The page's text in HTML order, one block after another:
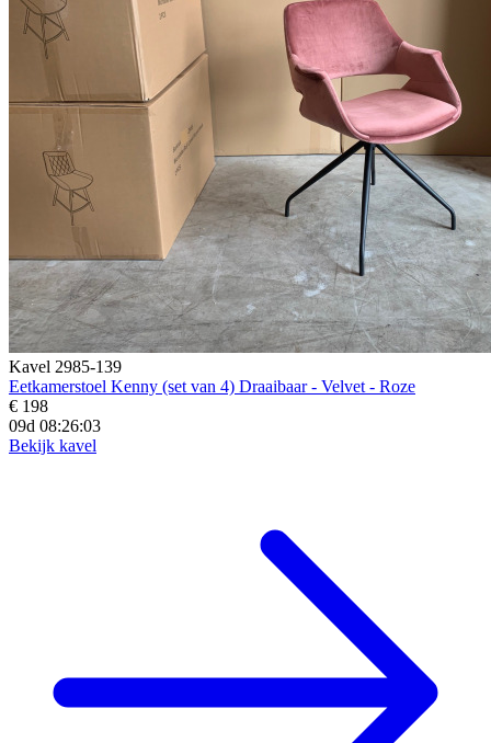
Kavel 2985-139
Eetkamerstoel Kenny (set van 4) Draaibaar - Velvet - Roze
€ 198
09d 08:26:01
Bekijk kavel